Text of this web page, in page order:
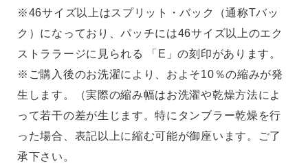
※46サイズ以上はスプリット・バック（通称Tバッ
ク）になっており、パッチには46サイズ以上のエク
ストララージに見られる 「E」の刻印があります。
※ご購入後のお洗濯により、およそ10％の縮みが発
生します。（実際の縮み幅はお洗濯や乾燥方法によ
って若干の差が生じます。特にタンブラー乾燥を行
った場合、表記以上に縮む可能が御座います。ご了
承下さい。